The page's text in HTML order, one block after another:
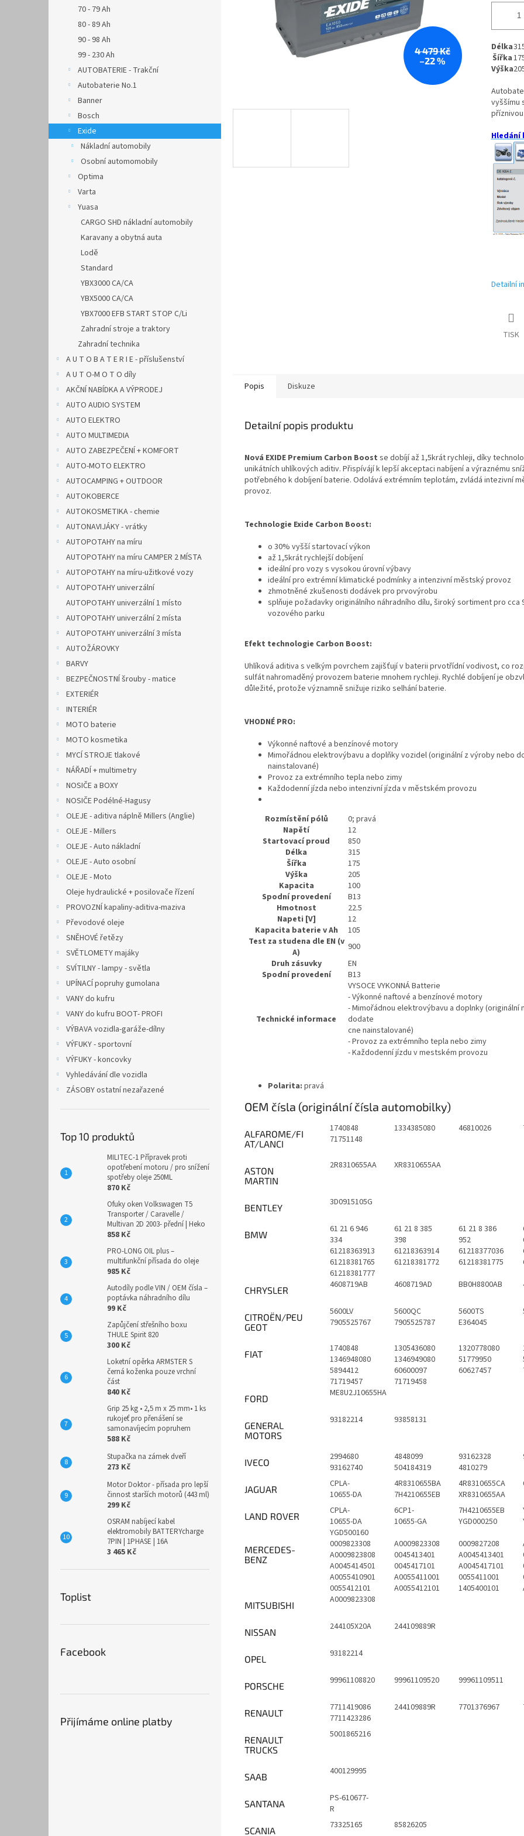
70 - 79 Ah
80 - 89 Ah
90 - 98 Ah
99 - 230 Ah
AUTOBATERIE - Trakční
Autobaterie No.1
Banner
Bosch
Exide
Nákladní automobily
Osobní automomobily
Optima
Varta
Yuasa
CARGO SHD nákladní automobily
Karavany a obytná auta
Lodě
Standard
YBX3000 CA/CA
YBX5000 CA/CA
YBX7000 EFB START STOP C/Li
Zahradní stroje a traktory
Zahradní technika
A U T O B A T E R I E - příslušenství
A U T O-M O T O díly
AKČNÍ NABÍDKA A VÝPRODEJ
AUTO AUDIO SYSTEM
AUTO ELEKTRO
AUTO MULTIMEDIA
AUTO ZABEZPEČENÍ + KOMFORT
AUTO-MOTO ELEKTRO
AUTOCAMPING + OUTDOOR
AUTOKOBERCE
AUTOKOSMETIKA - chemie
AUTONAVIJÁKY - vrátky
AUTOPOTAHY na míru
AUTOPOTAHY na míru CAMPER 2 MÍSTA
AUTOPOTAHY na míru-užitkové vozy
AUTOPOTAHY univerzální
AUTOPOTAHY univerzální 1 místo
AUTOPOTAHY univerzální 2 místa
AUTOPOTAHY univerzální 3 místa
AUTOŽÁROVKY
BARVY
BEZPEČNOSTNÍ šrouby - matice
EXTERIÉR
INTERIÉR
MOTO baterie
MOTO kosmetika
MYCÍ STROJE tlakové
NÁŘADÍ + multimetry
NOSIČE a BOXY
NOSIČE Podélné-Hagusy
OLEJE - aditiva náplně Millers (Anglie)
OLEJE - Millers
OLEJE - Auto nákladní
OLEJE - Auto osobní
OLEJE - Moto
Oleje hydraulické + posilovače řízení
PROVOZNÍ kapaliny-aditiva-maziva
Převodové oleje
SNĚHOVÉ řetězy
SVĚTLOMETY majáky
SVÍTILNY - lampy - světla
UPÍNACÍ popruhy gumolana
VANY do kufru
VANY do kufru BOOT- PROFI
VÝBAVA vozidla-garáže-dílny
VÝFUKY - sportovní
VÝFUKY - koncovky
Vyhledávání dle vozidla
ZÁSOBY ostatní nezařazené
Top 10 produktů
MILITEC-1 Přípravek proti
opotřebení motoru / pro snížení
spotřeby oleje 250ML
870 Kč
Ofuky oken Volkswagen T5
Transporter / Caravelle /
Multivan 2D 2003- přední | Heko
858 Kč
PRO-LONG OIL plus –
multifunkční přísada do oleje
985 Kč
Autodíly podle VIN / OEM čísla –
poptávka náhradního dílu
99 Kč
Zapůjčení střešního boxu
THULE Spirit 820
300 Kč
Loketní opěrka ARMSTER S
černá koženka pouze vrchní
část
840 Kč
Grip 25 kg • 2,5 m x 25 mm• 1 ks
rukojeť pro přenášení se
samonavíjecím popruhem
588 Kč
Stupačka na zámek dveří
273 Kč
Motor Doktor - přísada pro lepší
činnost starších motorů (443 ml)
299 Kč
OSRAM nabíjecí kabel
elektromobily BATTERYcharge
7PIN | 1PHASE | 16A
3 465 Kč
Toplist
Facebook
Přijímáme online platby
4 479 Kč
–22 %
Délka
Šířka
Výška
vyššímu
Hledání
Detailní
TISK
Popis Diskuze
Detailní popis produktu
Nová EXIDE Premium Carbon Boost se dobíjí až 1,5krát rychleji, díky
unikátních uhlíkových aditiv. Přispívájí k lepší akceptaci nabíjení a výraznému
potřebného k dobíjení baterie. Odolává extrémním teplotám, zvládá intezivní
provoz.
Technologie Exide Carbon Boost:
o 30% vyšší startovací výkon
až 1,5krát rychlejší dobíjení
ideální pro vozy s vysokou úrovní výbavy
ideální pro extrémní klimatické podmínky a intenzivní městský provoz
zhmotněné zkušenosti dodávek pro prvovýrobu
splňuje požadavky originálního náhradního dílu, široký sortiment pro cca
vozového parku
Efekt technologie Carbon Boost:
Uhlíková aditiva s velkým povrchem zajišťují v baterii prvotřídní vodivost, co
sulfát nahromaděný provozem baterie mnohem rychleji. Rychlé dobíjení je
důležité, protože významně snižuje riziko selhání baterie.
VHODNÉ PRO:
Výkonné naftové a benzínové motory
Mimořádnou elektrovýbavu a doplňky vozidel (originální z výroby nebo
nainstalované)
Provoz za extrémního tepla nebo zimy
Každodenní jízda nebo intenzivní jízda v městském provozu
Rozmístění pólů
0; pravá
Napětí
12
Startovací proud
850
Délka
315
Šířka
175
Výška
205
Kapacita
100
Spodní provedení
B13
Hmotnost
22.5
Napeti [V]
12
Kapacita baterie v Ah
105
Test za studena dle EN (v
A)
900
Druh zásuvky
EN
Spodní provedení
B13
Technické informace
VYSOCE VYKONNÁ Batterie
- Výkonné naftové a benzínové motory
- Mimořádnou elektrovýbavu a doplnky (originální
dodate
cne nainstalované)
- Provoz za extrémního tepla nebo zimy
- Každodenní jízdu v mestském provozu
Polarita: pravá
OEM čísla (originální čísla automobilky)
ALFAROME/FI
AT/LANCI
1740848 1334385080 46810026
71751148
ASTON
MARTIN
2R8310655AA XR8310655AA
BENTLEY 3D0915105G
BMW
61 21 6 946
334
61 21 8 385
398
61 21 8 386
952
61218363913
61218363914 61218377036
61218381765
61218381772 61218381775
61218381777
CHRYSLER 4608719AB 4608719AD BB0H8800AB
CITROËN/PEU
GEOT
5600LV 5600QC 5600TS
7905525767
7905525787 E364045
FIAT 1740848 1305436080 1320778080
1346948080
1346949080 51779950
5894412
60600097 60627457
71719457
71719458
FORD ME8U2J10655HA
GENERAL
MOTORS
93182214 93858131
IVECO 2994680 4848099 93162328
93162740
504184319 4810279
JAGUAR
CPLA-
10655-DA
4R8310655BA 4R8310655CA
7H4210655EB
XR8310655AA
LAND ROVER
CPLA-
10655-DA
6CP1-
10655-GA
7H4210655EB
YGD000250
YGD500160
MERCEDES-
BENZ
0009823308 A0009823308 0009827208
A0009823808
0045413401 A0045413401
A0045414501
0045417101 A0045417101
A0055410901
A0055411001 0055411001
0055412101
A0055412101 1405400101
MITSUBISHI A0009823308
NISSAN 244105X20A 244109889R
OPEL 93182214
PORSCHE 99961108820 99961109520 99961109511
RENAULT 7711419086 244109889R 7701376967
7711423286
RENAULT
TRUCKS
5001865216
SAAB 400129995
SANTANA
PS-610677-
R
SCANIA 73325165 85826205